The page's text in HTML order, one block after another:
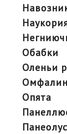
обабки
оленьи
опята
панеолус